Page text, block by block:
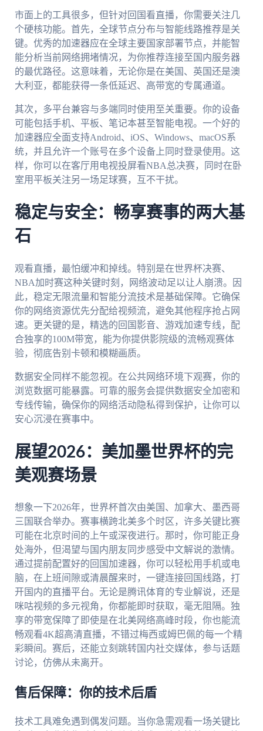
市面上的工具很多，但针对回国看直播，你需要关注几
个硬核功能。首先，全球节点分布与智能线路推荐是关
键。优秀的加速器应在全球主要国家部署节点，并能智
能分析当前网络拥堵情况，为你推荐连接至国内服务器
的最优路径。这意味着，无论你是在美国、英国还是澳
大利亚，都能获得一条低延迟、高带宽的专属通道。
其次，多平台兼容与多端同时使用至关重要。你的设备
可能包括手机、平板、笔记本甚至智能电视。一个好的
加速器应全面支持Android、iOS、Windows、macOS系
统，并且允许一个账号在多个设备上同时登录使用。这
样，你可以在客厅用电视投屏看NBA总决赛，同时在卧
室用平板关注另一场足球赛，互不干扰。
稳定与安全：畅享赛事的两大基
石
观看直播，最怕缓冲和掉线。特别是在世界杯决赛、
NBA加时赛这种关键时刻，网络波动足以让人崩溃。因
此，稳定无限流量和智能分流技术是基础保障。它确保
你的网络资源优先分配给视频流，避免其他程序抢占网
速。更关键的是，精选的回国影音、游戏加速专线，配
合独享的100M带宽，能为你提供影院级的流畅观赛体
验，彻底告别卡顿和模糊画质。
数据安全同样不能忽视。在公共网络环境下观赛，你的
浏览数据可能暴露。可靠的服务会提供数据安全加密和
专线传输，确保你的网络活动隐私得到保护，让你可以
安心沉浸在赛事中。
展望2026：美加墨世界杯的完
美观赛场景
想象一下2026年，世界杯首次由美国、加拿大、墨西哥
三国联合举办。赛事横跨北美多个时区，许多关键比赛
可能在北京时间的上午或深夜进行。那时，你可能正身
处海外，但渴望与国内朋友同步感受中文解说的激情。
通过提前配置好的回国加速器，你可以轻松用手机或电
脑，在上班间隙或清晨醒来时，一键连接回国线路，打
开国内的直播平台。无论是腾讯体育的专业解说，还是
咪咕视频的多元视角，你都能即时获取，毫无阻隔。独
享的带宽保障了即使是在北美网络高峰时段，你也能流
畅观看4K超高清直播，不错过梅西或姆巴佩的每一个精
彩瞬间。赛后，还能立刻跳转国内社交媒体，参与话题
讨论，仿佛从未离开。
售后保障：你的技术后盾
技术工具难免遇到偶发问题。当你急需观看一场关键比